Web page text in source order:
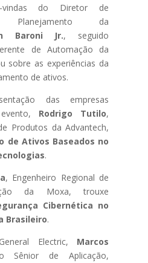
vindas do Diretor de
da
Baroni Jr., seguido
de Automação da
sobre as experiências da
de ativos.
das empresas
Rodrigo Tutilo,
Produtos da Advantech,
de Ativos Baseados no
.
, Engenheiro Regional de
da Moxa, trouxe
Cibernética no
Brasileiro.
Electric, Marcos
Sênior de Aplicação,